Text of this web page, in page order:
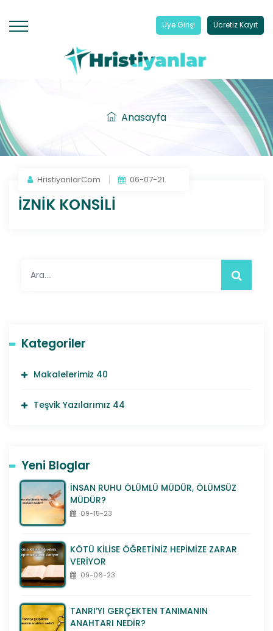
Üye Girişi Ücretiz Kayıt
Anasayfa
HristiyanlarCom 06-07-21
İZNİK KONSİLİ
Kategoriler
Makalelerimiz 40
Teşvik Yazılarımız 44
Yeni Bloglar
İNSAN RUHU ÖLÜMLÜ MÜDÜR, ÖLÜMSÜZ
MÜDÜR?
09-15-23
KÖTÜ KİLİSE ÖĞRETİNİZ HEPİMİZE ZARAR
VERİYOR
09-06-23
TANRI’YI GERÇEKTEN TANIMANIN
ANAHTARI NEDİR?